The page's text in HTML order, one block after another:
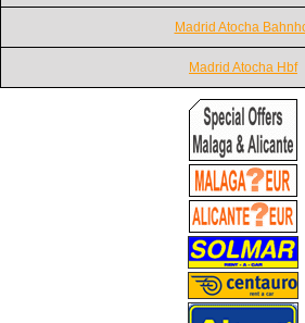
Madrid Atocha
Madrid Atocha Hbf